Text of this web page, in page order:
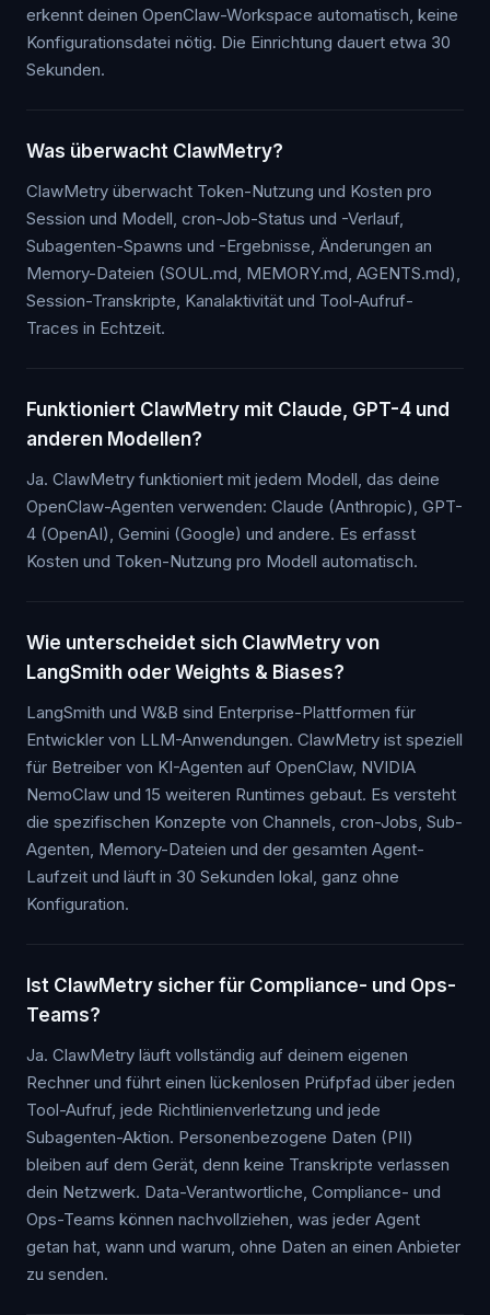
erkennt deinen OpenClaw-Workspace automatisch, keine
Konfigurationsdatei nötig. Die Einrichtung dauert etwa 30
Sekunden.
Was überwacht ClawMetry?
ClawMetry überwacht Token-Nutzung und Kosten pro
Session und Modell, cron-Job-Status und -Verlauf,
Subagenten-Spawns und -Ergebnisse, Änderungen an
Memory-Dateien (SOUL.md, MEMORY.md, AGENTS.md),
Session-Transkripte, Kanalaktivität und Tool-Aufruf-
Traces in Echtzeit.
Funktioniert ClawMetry mit Claude, GPT-4 und
anderen Modellen?
Ja. ClawMetry funktioniert mit jedem Modell, das deine
OpenClaw-Agenten verwenden: Claude (Anthropic), GPT-
4 (OpenAI), Gemini (Google) und andere. Es erfasst
Kosten und Token-Nutzung pro Modell automatisch.
Wie unterscheidet sich ClawMetry von
LangSmith oder Weights & Biases?
LangSmith und W&B sind Enterprise-Plattformen für
Entwickler von LLM-Anwendungen. ClawMetry ist speziell
für Betreiber von KI-Agenten auf OpenClaw, NVIDIA
NemoClaw und 15 weiteren Runtimes gebaut. Es versteht
die spezifischen Konzepte von Channels, cron-Jobs, Sub-
Agenten, Memory-Dateien und der gesamten Agent-
Laufzeit und läuft in 30 Sekunden lokal, ganz ohne
Konfiguration.
Ist ClawMetry sicher für Compliance- und Ops-
Teams?
Ja. ClawMetry läuft vollständig auf deinem eigenen
Rechner und führt einen lückenlosen Prüfpfad über jeden
Tool-Aufruf, jede Richtlinienverletzung und jede
Subagenten-Aktion. Personenbezogene Daten (PII)
bleiben auf dem Gerät, denn keine Transkripte verlassen
dein Netzwerk. Data-Verantwortliche, Compliance- und
Ops-Teams können nachvollziehen, was jeder Agent
getan hat, wann und warum, ohne Daten an einen Anbieter
zu senden.